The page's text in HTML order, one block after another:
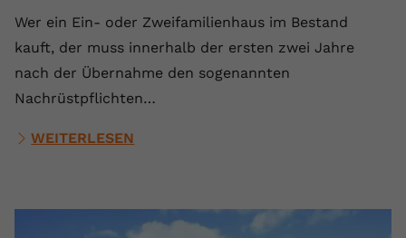
Wer ein Ein- oder Zweifamilienhaus im Bestand
kauft, der muss innerhalb der ersten zwei Jahre
nach der Übernahme den sogenannten
Nachrüstpflichten…
WEITERLESEN